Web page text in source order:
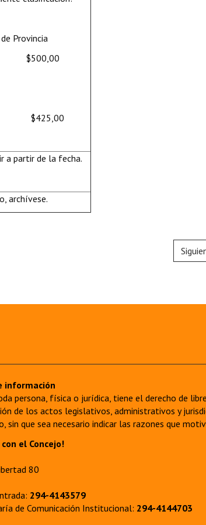
Provincia
a partir de la fecha.
archívese.
información
persona, física o jurídica, tiene el derecho de
de los actos legislativos, administrativos y
sin que sea necesario indicar las razones que
el Concejo!
80
294-4143579
de Comunicación Institucional: 294-4144703